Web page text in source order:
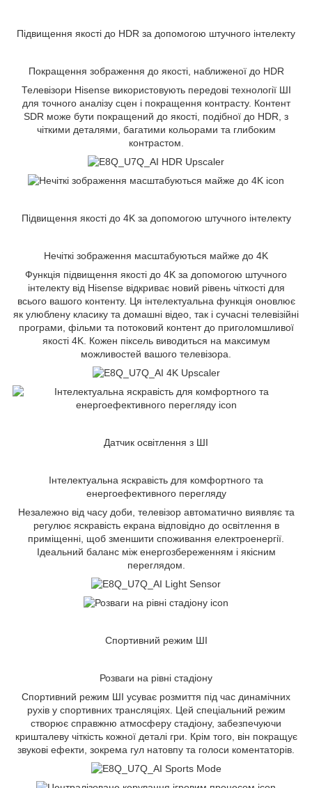
Підвищення якості до HDR за допомогою штучного інтелекту
Покращення зображення до якості, наближеної до HDR
Телевізори Hisense використовують передові технології ШІ
для точного аналізу сцен і покращення контрасту. Контент
SDR може бути покращений до якості, подібної до HDR, з
чіткими деталями, багатими кольорами та глибоким
контрастом.
Підвищення якості до 4K за допомогою штучного інтелекту
Нечіткі зображення масштабуються майже до 4K
Функція підвищення якості до 4K за допомогою штучного
інтелекту від Hisense відкриває новий рівень чіткості для
всього вашого контенту. Ця інтелектуальна функція оновлює
як улюблену класику та домашні відео, так і сучасні телевізійні
програми, фільми та потоковий контент до приголомшливої
якості 4K. Кожен піксель виводиться на максимум
можливостей вашого телевізора.
Датчик освітлення з ШІ
Інтелектуальна яскравість для комфортного та
енергоефективного перегляду
Незалежно від часу доби, телевізор автоматично виявляє та
регулює яскравість екрана відповідно до освітлення в
приміщенні, щоб зменшити споживання електроенергії.
Ідеальний баланс між енергозбереженням і якісним
переглядом.
Спортивний режим ШІ
Розваги на рівні стадіону
Спортивний режим ШІ усуває розмиття під час динамічних
рухів у спортивних трансляціях. Цей спеціальний режим
створює справжню атмосферу стадіону, забезпечуючи
кришталеву чіткість кожної деталі гри. Крім того, він покращує
звукові ефекти, зокрема гул натовпу та голоси коментаторів.